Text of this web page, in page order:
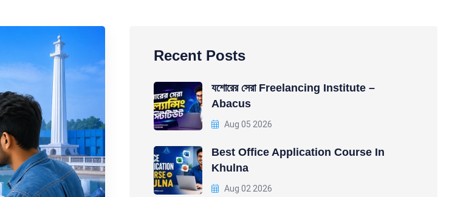
Recent Posts
যশোরের সেরা Freelancing Institute –
Abacus
Aug 05 2026
Best Office Application Course In
Khulna
Aug 02 2026